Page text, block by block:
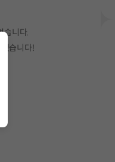
습니다.
습니다!